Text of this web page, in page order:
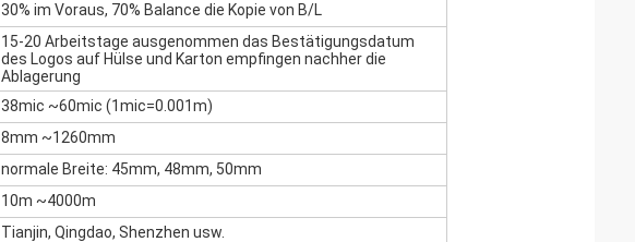
30% im Voraus, 70% Balance die Kopie von B/L
15-20 Arbeitstage ausgenommen das Bestätigungsdatum
des Logos auf Hülse und Karton empfingen nachher die
Ablagerung
38mic ~60mic (1mic=0.001m)
8mm ~1260mm
normale Breite: 45mm, 48mm, 50mm
10m ~4000m
Tianjin, Qingdao, Shenzhen usw.